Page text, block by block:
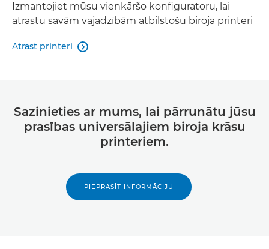
Izmantojiet mūsu vienkāršo konfiguratoru, lai
atrastu savām vajadzībām atbilstošu biroja printeri
Atrast printeri 
Sazinieties ar mums, lai pārrunātu jūsu
prasības universālajiem biroja krāsu
printeriem.
PIEPRASĪT INFORMĀCIJU